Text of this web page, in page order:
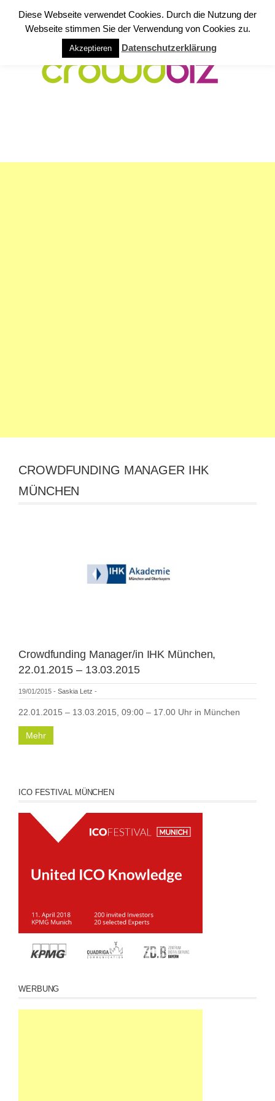
CROWDFUNDING MANAGER IHK
MÜNCHEN
Crowdfunding Manager/in IHK München,
22.01.2015 – 13.03.2015
19/01/2015 - Saskia Letz -
22.01.2015 – 13.03.2015, 09:00 – 17.00 Uhr in München
Mehr
ICO FESTIVAL MÜNCHEN
WERBUNG
Diese Webseite verwendet Cookies. Durch die Nutzung der
Webseite stimmen Sie der Verwendung von Cookies zu.
Akzeptieren Datenschutzerklärung